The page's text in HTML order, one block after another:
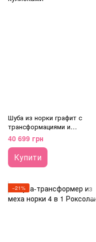
Шуба из норки графит с
трансформациями и
кулисками
40 699 грн
Купити
−21%